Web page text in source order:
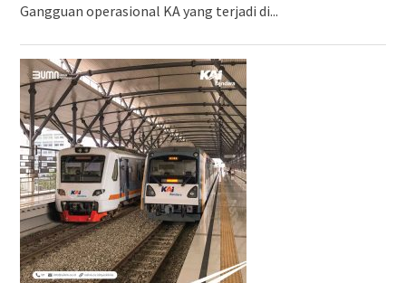
Gangguan operasional KA yang terjadi di...